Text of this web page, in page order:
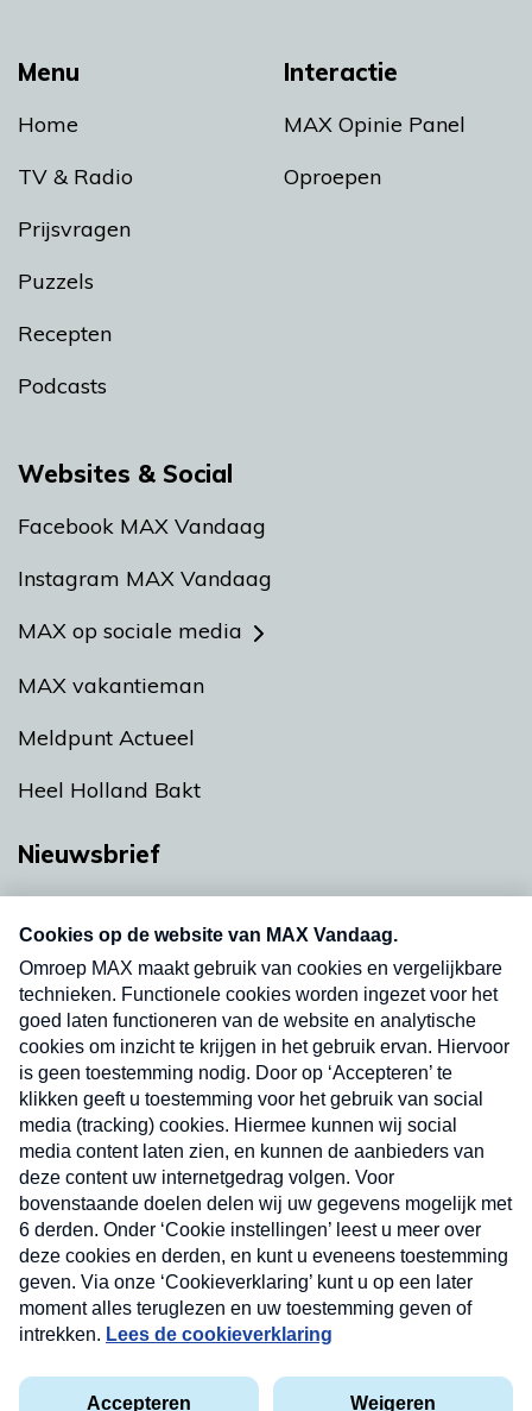
Menu
Home
TV & Radio
Prijsvragen
Puzzels
Recepten
Podcasts
Interactie
MAX Opinie Panel
Oproepen
Websites & Social
Facebook MAX Vandaag
Instagram MAX Vandaag
MAX op sociale media
MAX vakantieman
Meldpunt Actueel
Heel Holland Bakt
Nieuwsbrief
nieuwsbrief. Elke vrijdag- en dinsdagochtend in
uw mailbox.
Verzend
Privacyverklaring
Cookieverklaring
Nieuwsbrief
Neem hier een gratis abonnement op onze
nieuwsbrief. Elke vrijdag- en dinsdagochtend in uw